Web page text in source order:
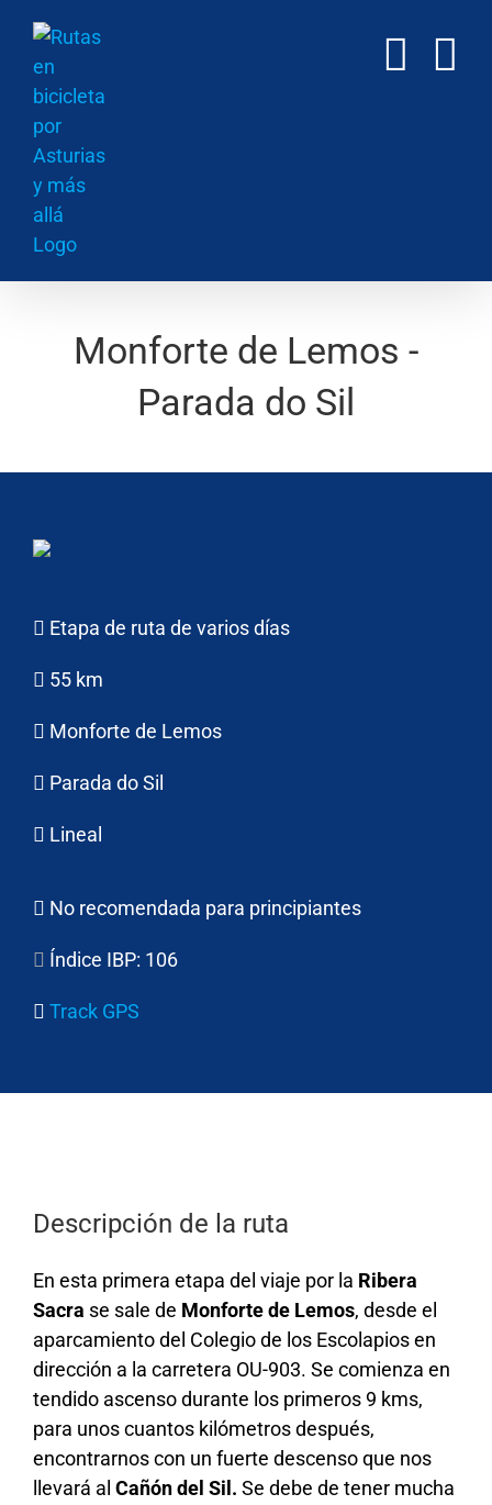
contenido
Monforte de Lemos -
Parada do Sil
Etapa de ruta de varios días
55 km
Monforte de Lemos
Parada do Sil
Lineal
No recomendada para principiantes
Índice IBP: 106
Track GPS
Descripción de la ruta
En esta primera etapa del viaje por la Ribera
Sacra se sale de Monforte de Lemos, desde el
aparcamiento del Colegio de los Escolapios en
dirección a la carretera OU-903. Se comienza en
tendido ascenso durante los primeros 9 kms,
para unos cuantos kilómetros después,
encontrarnos con un fuerte descenso que nos
llevará al Cañón del Sil. Se debe de tener mucha